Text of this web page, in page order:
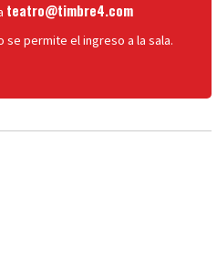
teatro@timbre4.com
se permite el ingreso a la sala.